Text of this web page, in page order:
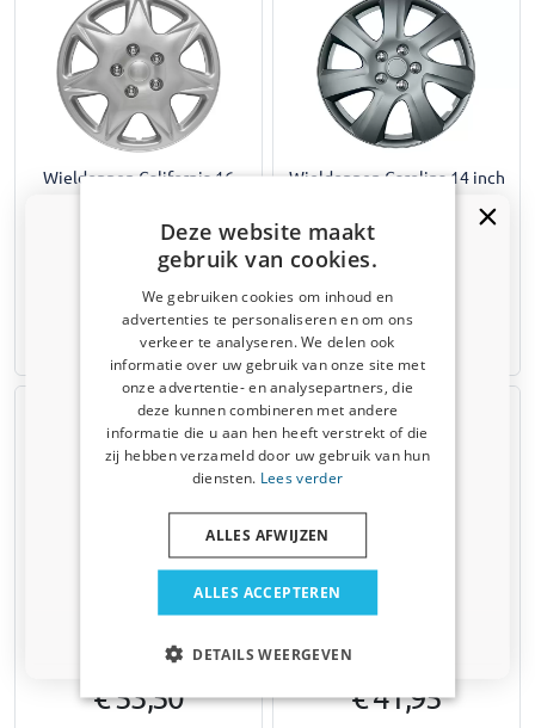
Wieldoppen California 16
€ 42,95
1-3 werkdagen
Wieldoppen Carolina 14 inch
Mat donker zilver
€ 37,95
1-3 werkdagen
Wieldoppen Carolina 17 inch
€ 53,50
Wieldoppen Daytona Pro 13
inch set 4-delig
€ 41,95
Deze website maakt
gebruik van cookies.
We gebruiken cookies om inhoud en
advertenties te personaliseren en om ons
verkeer te analyseren. We delen ook
informatie over uw gebruik van onze site met
onze advertentie- en analysepartners, die
deze kunnen combineren met andere
informatie die u aan hen heeft verstrekt of die
zij hebben verzameld door uw gebruik van hun
diensten. Lees verder
ALLES ACCEPTEREN
ALLES AFWIJZEN
DETAILS WEERGEVEN
Kortingscode van 5% ontvangen?
Vertel ons waar u voor winkelt om uw korting te
ontvangen. Ik winkel voor mijn:
Auto
Bedrijfswagen
Huisdier